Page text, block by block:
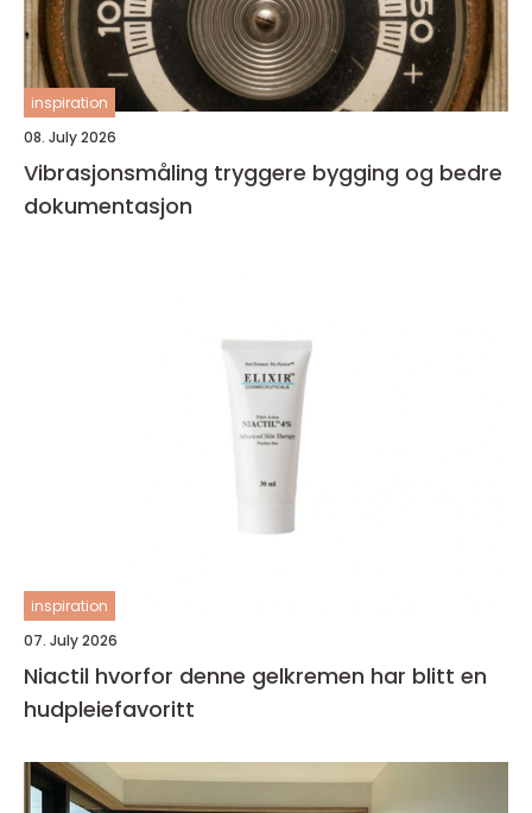
inspiration
08. July 2026
Vibrasjonsmåling tryggere bygging og bedre
dokumentasjon
inspiration
07. July 2026
Niactil hvorfor denne gelkremen har blitt en
hudpleiefavoritt